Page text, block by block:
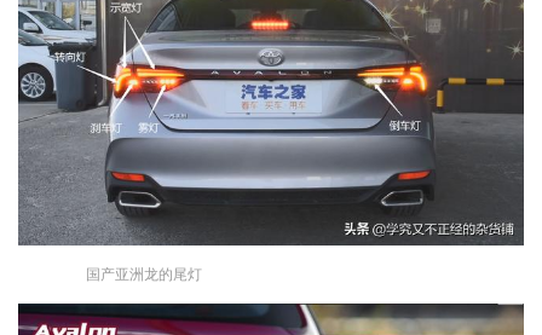
国产亚洲龙的尾灯